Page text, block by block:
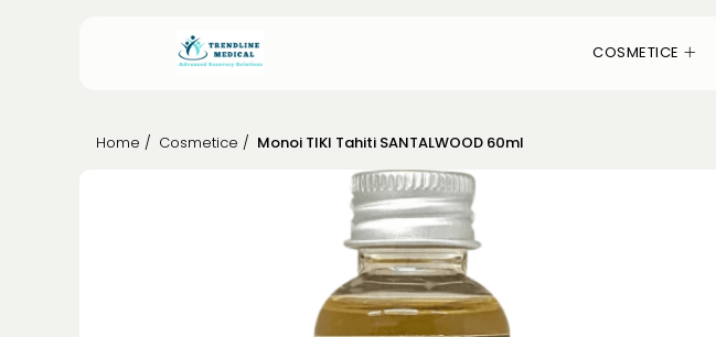
COSMETICE
Home / Cosmetice / Monoi TIKI Tahiti SANTALWOOD 60ml